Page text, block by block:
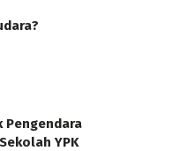
Pengendara
YPK